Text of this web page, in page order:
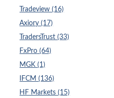
Tradeview (16)
Axiory (17)
TradersTrust (33)
FxPro (64)
MGK (1)
IFCM (136)
HF Markets (15)